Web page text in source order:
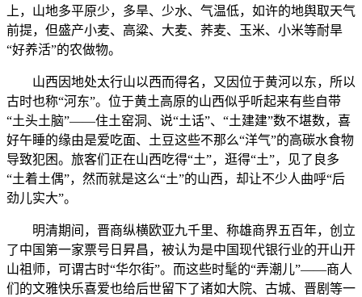
上，山地多平原少，多旱、少水、气温低，如许的地舆取天气
前提，但盛产小麦、高粱、大麦、荞麦、玉米、小米等耐旱
“好养活”的农做物。
山西因地处太行山以西而得名，又因位于黄河以东，所以
古时也称“河东”。位于黄土高原的山西似乎听起来有些自带
“土头土脑”——住土窑洞、说“土话”、“土建建”数不堪数，喜
好午睡的缘由是爱吃面、土豆这些不那么“洋气”的高碳水食物
导致犯困。旅客们正在山西吃得“土”，逛得“土”，见了良多
“土着土偶”，然而就是这么“土”的山西，却让不少人曲呼“后
劲儿实大”。
明清期间，晋商纵横欧亚九千里、称雄商界五百年，创立
了中国第一家票号日昇昌，被认为是中国现代银行业的开山开
山祖师，可谓古时“华尔街”。而这些时髦的“弄潮儿”——商人
们的文雅快乐喜爱也给后世留下了诸如大院、古城、晋剧等一